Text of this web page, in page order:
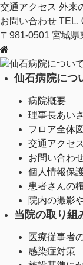
交通アクセス 外来
お問い合わせ TEL.
〒981-0501 宮城
仙石病院について
仙石病院につ
病院概要
理事長あい
フロア全体図
交通アクセス
お問い合わ
個人情報保
患者さんの
院内の撮影
当院の取り組
医療従事者
感染症対策